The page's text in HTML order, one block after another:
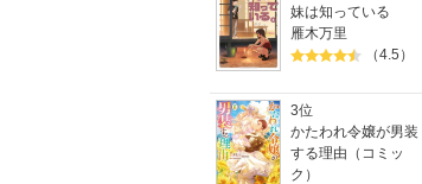
妹は知っている
雁木万里
（4.5）
3位
かたわれ令嬢が男装
する理由（コミッ
ク）